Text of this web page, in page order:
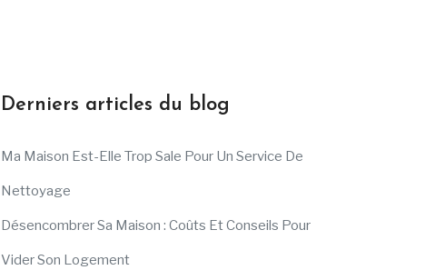
Derniers articles du blog
Ma Maison Est-Elle Trop Sale Pour Un Service De
Nettoyage
Désencombrer Sa Maison : Coûts Et Conseils Pour
Vider Son Logement